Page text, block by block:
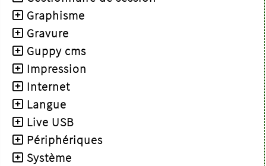
Graphisme
Gravure
Guppy cms
Impression
Internet
Langue
Live USB
Périphériques
Système